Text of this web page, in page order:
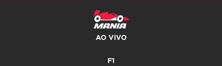
AO VIVO
F1